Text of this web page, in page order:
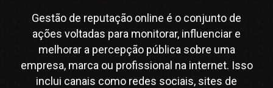
Gestão de reputação online é o conjunto de
ações voltadas para monitorar, influenciar e
melhorar a percepção pública sobre uma
empresa, marca ou profissional na internet. Isso
inclui canais como redes sociais, sites de